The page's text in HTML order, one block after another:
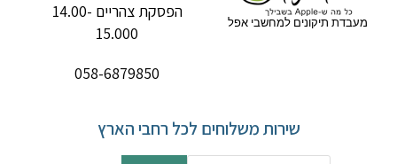
מעבדת תיקונים למחשבי אפל
הפסקת צהריים 14.00-
15.000
058-6879850
שירות משלוחים לכל רחבי הארץ